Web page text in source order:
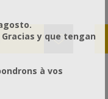
στη
συνδυάζεται
y que tengan
à vos